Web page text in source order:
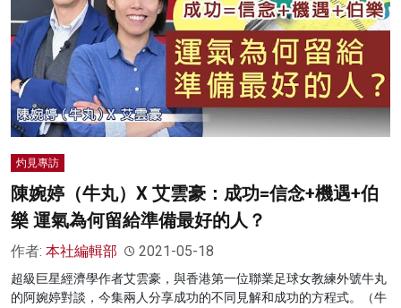
灼見專訪
陳婉婷（牛丸）X 艾雲豪：成功=信念+機遇+伯
樂 運氣為何留給準備最好的人？
作者: 本社編輯部 2021-05-18
超級巨星經濟學作者艾雲豪，與香港第一位聯業足球女教練外號牛丸
的阿婉婷對談，今集兩人分享成功的不同見解和成功的方程式。（牛